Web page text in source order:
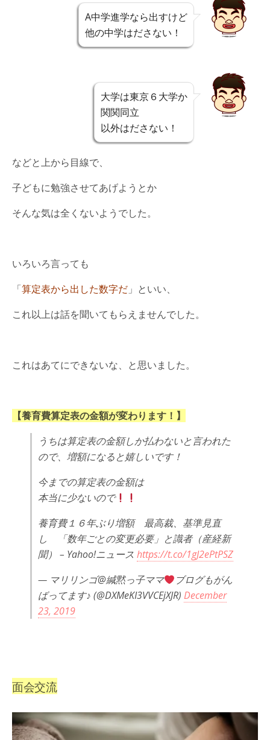
A中学進学なら出すけど
他の中学はださない！
大学は東京６大学か
関関同立
以外はださない！
などと上から目線で、
子どもに勉強させてあげようとか
そんな気は全くないようでした。
いろいろ言っても
「算定表から出した数字だ 」といい、
これ以上は話を聞いてもらえませんでした。
これはあてにできないな、と思いました。
【養育費算定表の金額が変わります！】
うちは算定表の金額しか払わないと言われた
ので、増額になると嬉しいです！
今までの算定表の金額は
本当に少ないので
養育費１６年ぶり増額 最高裁、基準見直
し 「数年ごとの変更必要」と識者（産経新
聞） – Yahoo!ニュース https://t.co/1gJ2ePtPSZ
— マリリンゴ@緘黙っ子ママ
ブログもがん
ばってます♪ (@DXMeKI3VVCEjXJR) December
23, 2019
面会交流